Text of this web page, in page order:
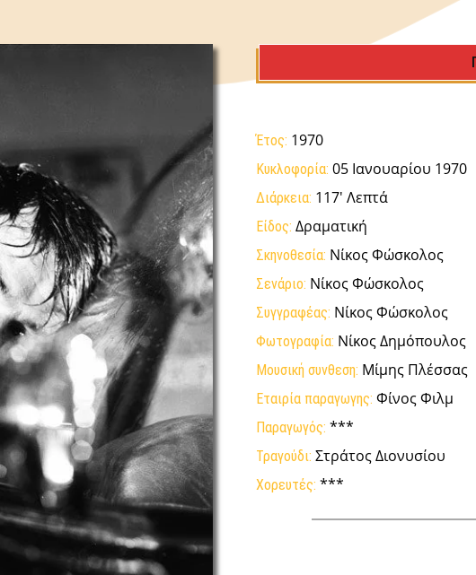
Έτος: 1970
Κυκλοφορία: 05 Ιανουαρίου 1970
Διάρκεια: 117' Λεπτά
Είδος: Δραματική
Σκηνοθεσία: Νίκος Φώσκολος
Σενάριο: Νίκος Φώσκολος
Συγγραφέας: Νίκος Φώσκολος
Φωτογραφία: Νίκος Δημόπουλος
Μουσική συνθεση: Μίμης Πλέσσας
Εταιρία παραγωγης: Φίνος Φιλμ
Παραγωγός: ***
Τραγούδι: Στράτος Διονυσίου
Χορευτές: ***